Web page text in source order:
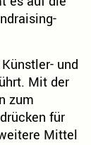
und
Mit der
zum
für
Mittel